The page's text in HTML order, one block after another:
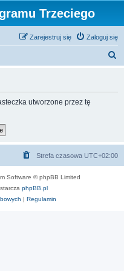
Trzeciego
Zaloguj się
Zarejestruj się
utworzone przez tę
Strefa czasowa UTC+02:00
Software © phpBB Limited
phpBB.pl
| Regulamin